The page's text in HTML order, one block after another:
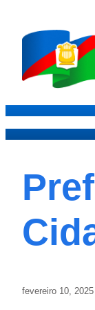
fevereiro 10, 2025